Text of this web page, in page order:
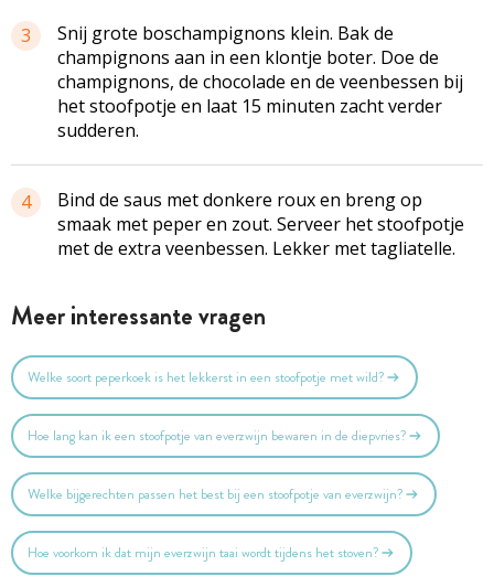
3
Snij grote boschampignons klein. Bak de
champignons aan in een klontje boter. Doe de
champignons, de chocolade en de veenbessen bij
het stoofpotje en laat 15 minuten zacht verder
sudderen.
4
Bind de saus met donkere roux en breng op
smaak met peper en zout. Serveer het stoofpotje
met de extra veenbessen. Lekker met tagliatelle.
Meer interessante vragen
Welke soort peperkoek is het lekkerst in een stoofpotje met wild?
Hoe lang kan ik een stoofpotje van everzwijn bewaren in de diepvries?
Welke bijgerechten passen het best bij een stoofpotje van everzwijn?
Hoe voorkom ik dat mijn everzwijn taai wordt tijdens het stoven?